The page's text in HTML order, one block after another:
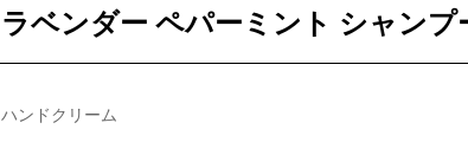
ラベンダー ペパーミント シャンプ
ハンドクリーム